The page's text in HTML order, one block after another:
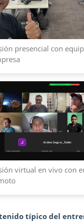
presencial con
virtual en vivo con
típico del